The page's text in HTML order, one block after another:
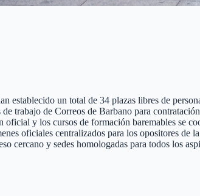
establecido un total de 34 plazas libres de
trabajo de Correos de Barbano para
y los cursos de formación baremables se
oficiales centralizados para los opositores de
cercano y sedes homologadas para todos los